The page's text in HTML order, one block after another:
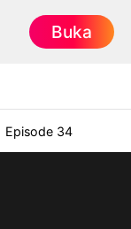
Buka
Episode 34